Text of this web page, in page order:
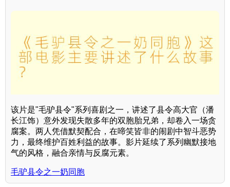
该片是"毛驴县令"系列喜剧之一，讲述了县令高大官（潘
长江饰）意外发现失散多年的双胞胎兄弟，却卷入一场贪
腐案。两人凭借默契配合，在啼笑皆非的闹剧中智斗恶势
力，最终维护百姓利益的故事。影片延续了系列幽默接地
气的风格，融合亲情与反腐元素。
毛驴县令之一奶同胞